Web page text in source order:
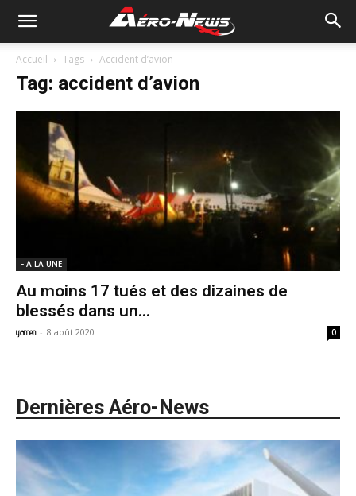
Accueil Tags Accident d’avion
Tag: accident d’avion
- A LA UNE
Au moins 17 tués et des dizaines de
blessés dans un...
yamen - 8 août 2020 0
Dernières Aéro-News